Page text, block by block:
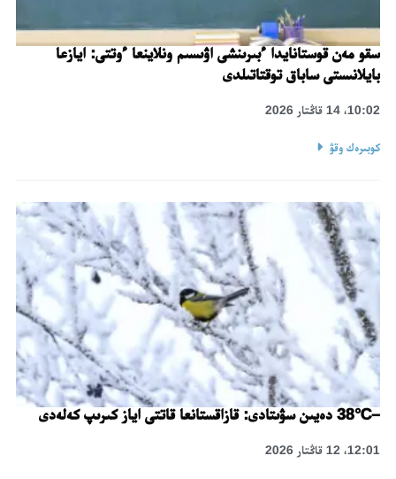
سقو مەن قوستانايدا ءبىرىنشى اۋىسىم ونلاينعا ءوتتى: ايازعا
بايلانىستى ساباق توقتاتىلدى
10:02، 14 قاڭتار 2026
كوبىرەك وقۋ
–38°C دەيىن سۋىتادى: قازاقستانعا قاتتى اياز كىرىپ كەلەدى
12:01، 12 قاڭتار 2026